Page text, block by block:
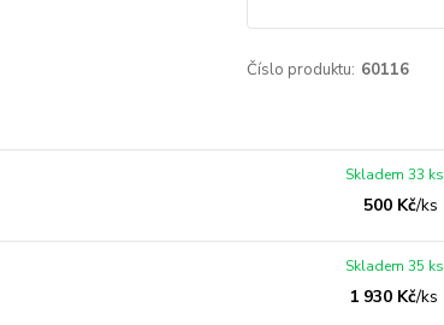
Číslo produktu: 60116
500 Kč/ks
Skladem 33 ks
1 930 Kč/ks
Skladem 35 ks